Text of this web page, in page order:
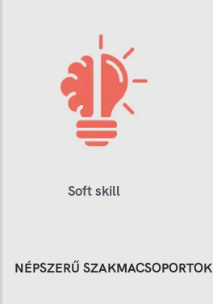
Soft skill
NÉPSZERŰ SZAKMACSOPORTOK